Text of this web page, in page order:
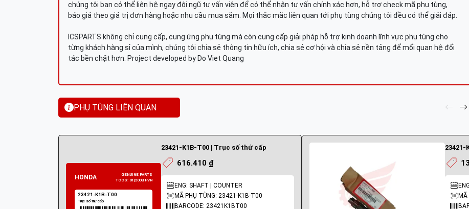
chúng tôi bạn có thể liên hệ ngay đội ngũ tư vấn viên để có thể nhận tư vấn chính xác hơn, hỗ trợ check mã phụ tùng,
báo giá theo giá trị đơn hàng hoặc nhu cầu mua sắm. Mọi thắc mắc liên quan tới phụ tùng chúng tôi đều có thể giải đáp.
ICSPARTS không chỉ cung cấp, cung ứng phụ tùng mà còn cung cấp giải pháp hỗ trợ kinh doanh lĩnh vực phụ tùng cho
từng khách hàng sỉ của mình, chúng tôi chia sẻ thông tin hữu ích, chia sẻ cơ hội và chia sẻ nền tảng để mối quan hệ đối
tác bền chặt hơn. Project developed by Do Viet Quang
PHỤ TÙNG LIÊN QUAN
23421-K1B-T00 | Trục số thứ cấp
616.410 ₫
ENG: SHAFT | COUNTER
MÃ PHỤ TÙNG: 23421-K1B-T00
BARCODE: 23421K1BT00
23421-
MÃ